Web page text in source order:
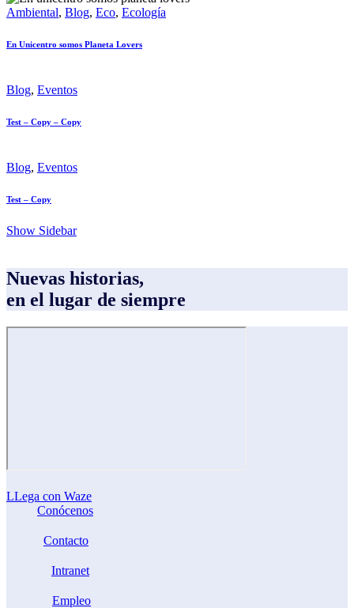
Ambiental, Blog, Eco, Ecología
En Unicentro somos Planeta Lovers
Blog, Eventos
Test – Copy – Copy
Blog, Eventos
Test – Copy
Show Sidebar
Nuevas historias,
en el lugar de siempre
LLega con Waze
Conócenos
Contacto
Intranet
Empleo